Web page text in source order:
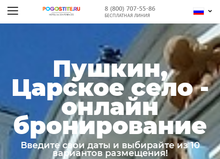
8 (800) 707-55-86
БЕСПЛАТНАЯ ЛИНИЯ
Пушкин,
Царское село -
онлайн
бронирование
Введите свои даты и выбирайте из 10
вариантов размещения!